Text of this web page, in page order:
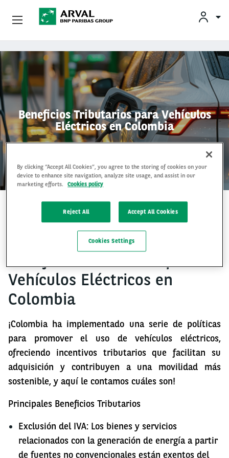
Pasar al contenido principal
Beneficios Tributarios para Vehículos
Eléctricos en Colombia
Vehículos Eléctricos en
Colombia
¡Colombia ha implementado una serie de políticas
para promover el uso de vehículos eléctricos,
ofreciendo incentivos tributarios que facilitan su
adquisición y contribuyen a una movilidad más
sostenible, y aquí le contamos cuáles son!
Principales Beneficios Tributarios
Exclusión del IVA: Los bienes y servicios
relacionados con la generación de energía a partir
de fuentes no convencionales están exentos del
Empresas
Quienes Somos
Conductores
By clicking “Accept All Cookies”, you agree to the storing of cookies on your
device to enhance site navigation, analyze site usage, and assist in our
marketing efforts.
Cookies policy
Reject All Accept All Cookies
Cookies Settings